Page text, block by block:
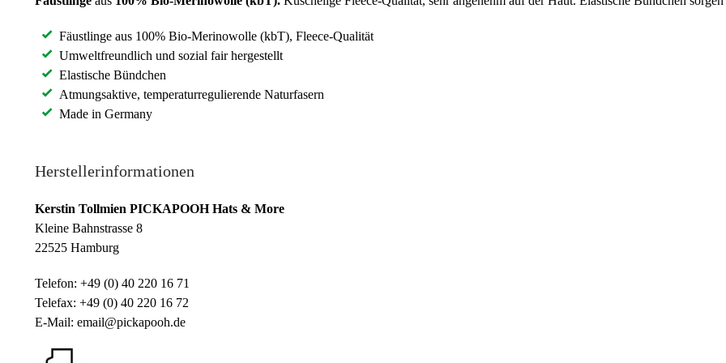
Fäustlinge aus 100% Bio-Merinowolle (kbT), Fleece-Qualität
Umweltfreundlich und sozial fair hergestellt
Elastische Bündchen
Atmungsaktive, temperaturregulierende Naturfasern
Made in Germany
Herstellerinformationen
Kerstin Tollmien PICKAPOOH Hats & More
Kleine Bahnstrasse 8
22525 Hamburg
Telefon: +49 (0) 40 220 16 71
Telefax: +49 (0) 40 220 16 72
E-Mail: email@pickapooh.de